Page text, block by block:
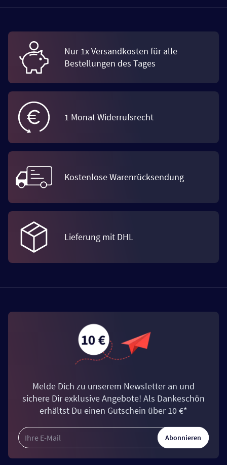
Nur 1x Versandkosten für alle
Bestellungen des Tages
1 Monat Widerrufsrecht
Kostenlose Warenrücksendung
Lieferung mit DHL
Melde Dich zu unserem Newsletter an und
sichere Dir exklusive Angebote! Als Dankeschön
erhältst Du einen Gutschein über 10 €*
Abonnieren